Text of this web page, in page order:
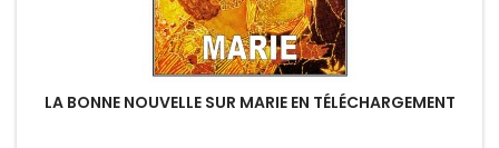
LA BONNE NOUVELLE SUR MARIE EN TÉLÉCHARGEMENT